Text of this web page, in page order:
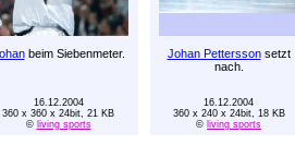
beim Siebenmeter. Johan Petterssonsetzt
nach.
16.12.2004
360 x 360 x 24bit, 21 KB
© living sports
16.12.2004
360 x 240 x 24bit, 18 KB
© living sports